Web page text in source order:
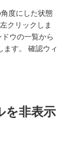
度にした状態
クリックしま
ウの一覧から
ます。 確認ウィ
を非表示